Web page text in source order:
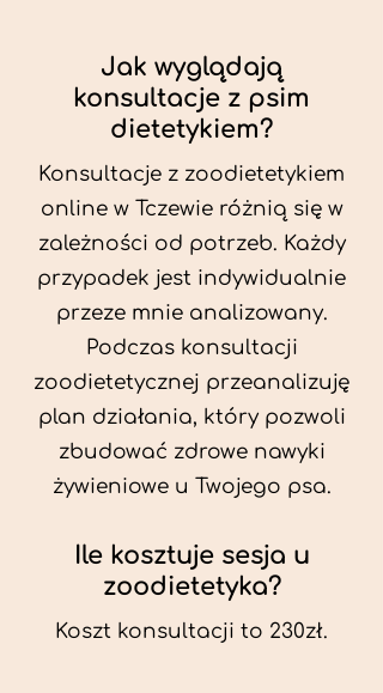
Jak wyglądają
konsultacje z psim
dietetykiem?
Konsultacje z zoodietetykiem
online w Tczewie różnią się w
zależności od potrzeb. Każdy
przypadek jest indywidualnie
przeze mnie analizowany.
Podczas konsultacji
zoodietetycznej przeanalizuję
plan działania, który pozwoli
zbudować zdrowe nawyki
żywieniowe u Twojego psa.
Ile kosztuje sesja u
zoodietetyka?
Koszt konsultacji to 230zł.